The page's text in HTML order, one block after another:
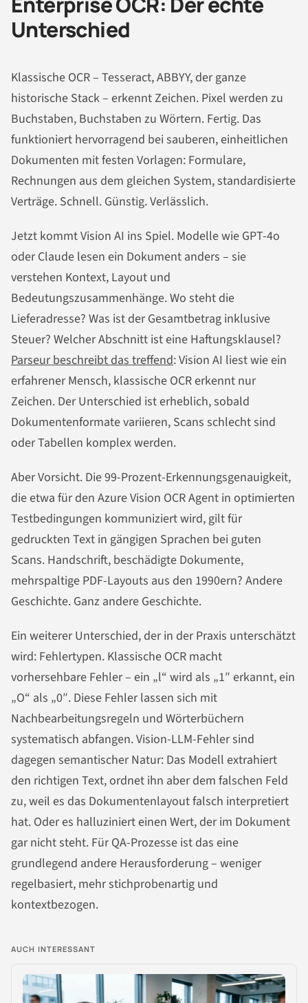
Unterschied
Klassische OCR – Tesseract, ABBYY, der ganze
historische Stack – erkennt Zeichen. Pixel werden zu
Buchstaben, Buchstaben zu Wörtern. Fertig. Das
funktioniert hervorragend bei sauberen, einheitlichen
Dokumenten mit festen Vorlagen: Formulare,
Rechnungen aus dem gleichen System, standardisierte
Verträge. Schnell. Günstig. Verlässlich.
Jetzt kommt Vision AI ins Spiel. Modelle wie GPT-4o
oder Claude lesen ein Dokument anders – sie
verstehen Kontext, Layout und
Bedeutungszusammenhänge. Wo steht die
Lieferadresse? Was ist der Gesamtbetrag inklusive
Steuer? Welcher Abschnitt ist eine Haftungsklausel?
Parseur beschreibt das treffend: Vision AI liest wie ein
erfahrener Mensch, klassische OCR erkennt nur
Zeichen. Der Unterschied ist erheblich, sobald
Dokumentenformate variieren, Scans schlecht sind
oder Tabellen komplex werden.
Aber Vorsicht. Die 99-Prozent-Erkennungsgenauigkeit,
die etwa für den Azure Vision OCR Agent in optimierten
Testbedingungen kommuniziert wird, gilt für
gedruckten Text in gängigen Sprachen bei guten
Scans. Handschrift, beschädigte Dokumente,
mehrspaltige PDF-Layouts aus den 1990ern? Andere
Geschichte. Ganz andere Geschichte.
Ein weiterer Unterschied, der in der Praxis unterschätzt
wird: Fehlertypen. Klassische OCR macht
vorhersehbare Fehler – ein „l“ wird als „1″ erkannt, ein
„O“ als „0″. Diese Fehler lassen sich mit
Nachbearbeitungsregeln und Wörterbüchern
systematisch abfangen. Vision-LLM-Fehler sind
dagegen semantischer Natur: Das Modell extrahiert
den richtigen Text, ordnet ihn aber dem falschen Feld
zu, weil es das Dokumentenlayout falsch interpretiert
hat. Oder es halluziniert einen Wert, der im Dokument
gar nicht steht. Für QA-Prozesse ist das eine
grundlegend andere Herausforderung – weniger
regelbasiert, mehr stichprobenartig und
kontextbezogen.
AUCH INTERESSANT